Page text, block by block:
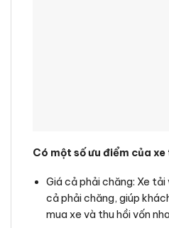
Có một số ưu điểm của
Giá cả phải chăng: Xe
cả phải chăng, giúp
mua xe và thu hồi vốn